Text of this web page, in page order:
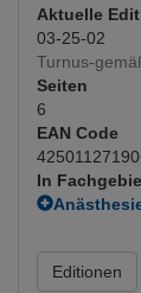
Aktuelle
03-25-02
Turnus-
Seiten
6
EAN Code
In
Editionen